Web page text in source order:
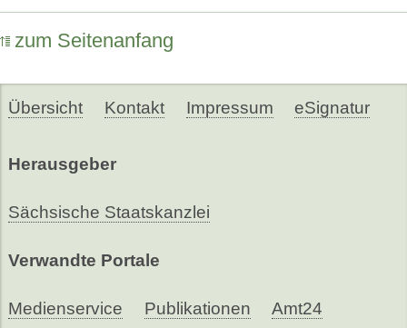
zum Seitenanfang
Übersicht Kontakt Impressum eSignatur
Herausgeber
Sächsische Staatskanzlei
Verwandte Portale
Medienservice Publikationen Amt24